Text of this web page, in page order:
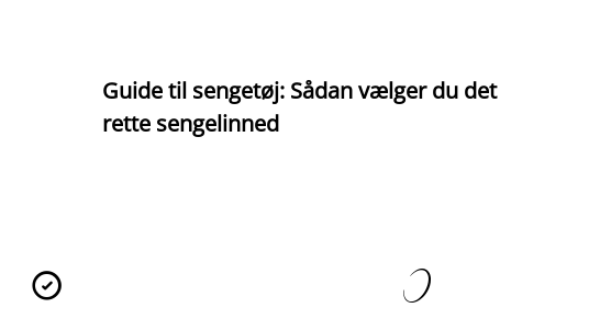
Guide til sengetøj: Sådan vælger du det
rette sengelinned
 